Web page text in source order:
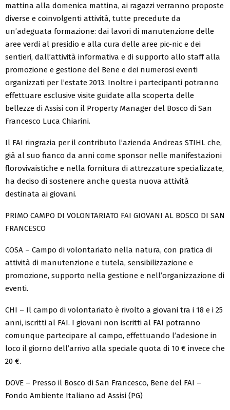
mattina alla domenica mattina, ai ragazzi verranno proposte
diverse e coinvolgenti attività, tutte precedute da
un’adeguata formazione: dai lavori di manutenzione delle
aree verdi al presidio e alla cura delle aree pic-nic e dei
sentieri, dall’attività informativa e di supporto allo staff alla
promozione e gestione del Bene e dei numerosi eventi
organizzati per l’estate 2013. Inoltre i partecipanti potranno
effettuare esclusive visite guidate alla scoperta delle
bellezze di Assisi con il Property Manager del Bosco di San
Francesco Luca Chiarini.
Il FAI ringrazia per il contributo l’azienda Andreas STIHL che,
già al suo fianco da anni come sponsor nelle manifestazioni
florovivaistiche e nella fornitura di attrezzature specializzate,
ha deciso di sostenere anche questa nuova attività
destinata ai giovani.
PRIMO CAMPO DI VOLONTARIATO FAI GIOVANI AL BOSCO DI SAN
FRANCESCO
COSA – Campo di volontariato nella natura, con pratica di
attività di manutenzione e tutela, sensibilizzazione e
promozione, supporto nella gestione e nell’organizzazione di
eventi.
CHI – Il campo di volontariato è rivolto a giovani tra i 18 e i 25
anni, iscritti al FAI. I giovani non iscritti al FAI potranno
comunque partecipare al campo, effettuando l’adesione in
loco il giorno dell’arrivo alla speciale quota di 10 € invece che
20 €.
DOVE – Presso il Bosco di San Francesco, Bene del FAI –
Fondo Ambiente Italiano ad Assisi (PG)